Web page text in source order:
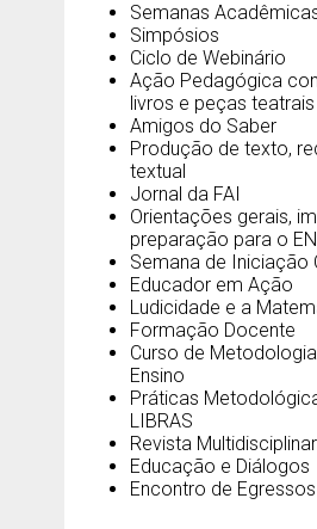
Semanas
Simpósios
Ciclo de Webinário
Ação Pedagógica
livros e peças teatrais
Amigos do Saber
Produção de texto,
textual
Jornal da FAI
Orientações gerais,
preparação para o
Semana de Iniciação
Educador em Ação
Ludicidade e a
Formação Docente
Curso de
Ensino
Práticas
LIBRAS
Revista Multidisciplinar
Educação e Diálogos
Encontro de Egressos